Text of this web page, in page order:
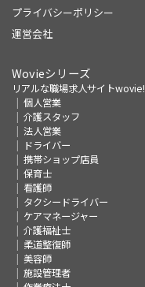
プライバシーポリシー
運営会社
Wovieシリーズ
リアルな職場求人サイトwovie!
個人営業
介護スタッフ
法人営業
ドライバー
携帯ショップ店員
保育士
看護師
タクシードライバー
ケアマネージャー
介護福祉士
柔道整復師
美容師
施設管理者